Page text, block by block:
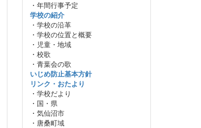
・年間行事予定
学校の紹介
・学校の沿革
・学校の位置と概要
・児童・地域
・校歌
・青葉会の歌
いじめ防止基本方針
リンク・おたより
・学校だより
・国・県
・気仙沼市
・唐桑町域